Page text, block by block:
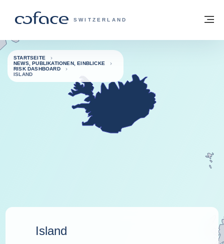
COFACE FOR TRADE - WEBSEITE DER
SWITZERLAND
Zurück zur Startseite
STARTSEITE
NEWS, PUBLIKATIONEN, EINBLICKE
RISK DASHBOARD
ISLAND
Island